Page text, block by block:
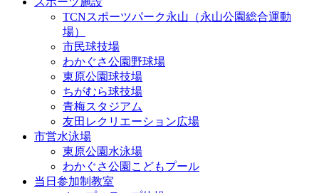
TCNスポーツパーク永山（永山公園総合運動
場）
市民球技場
わかぐさ公園野球場
東原公園球技場
ちがむら球技場
青梅スタジアム
友田レクリエーション広場
市営水泳場
東原公園水泳場
わかぐさ公園こどもプール
当日参加制教室